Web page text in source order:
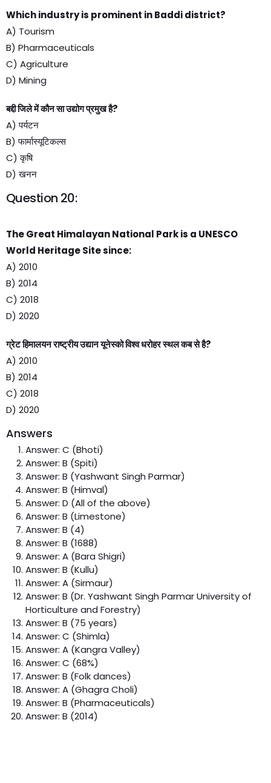
Which industry is prominent in Baddi district?
A) Tourism
B) Pharmaceuticals
C) Agriculture
D) Mining
बद्दी जिले में कौन सा उद्योग प्रमुख है?
A) पर्यटन
B) फार्मास्यूटिकल्स
C) कृषि
D) खनन
Question 20:
The Great Himalayan National Park is a UNESCO
World Heritage Site since:
A) 2010
B) 2014
C) 2018
D) 2020
ग्रेट हिमालयन राष्ट्रीय उद्यान यूनेस्को विश्व धरोहर स्थल कब से है?
A) 2010
B) 2014
C) 2018
D) 2020
Answers
Answer: C (Bhoti)
Answer: B (Spiti)
Answer: B (Yashwant Singh Parmar)
Answer: B (Himval)
Answer: D (All of the above)
Answer: B (Limestone)
Answer: B (4)
Answer: B (1688)
Answer: A (Bara Shigri)
Answer: B (Kullu)
Answer: A (Sirmaur)
Answer: B (Dr. Yashwant Singh Parmar University of
Horticulture and Forestry)
Answer: B (75 years)
Answer: C (Shimla)
Answer: A (Kangra Valley)
Answer: C (68%)
Answer: B (Folk dances)
Answer: A (Ghagra Choli)
Answer: B (Pharmaceuticals)
Answer: B (2014)